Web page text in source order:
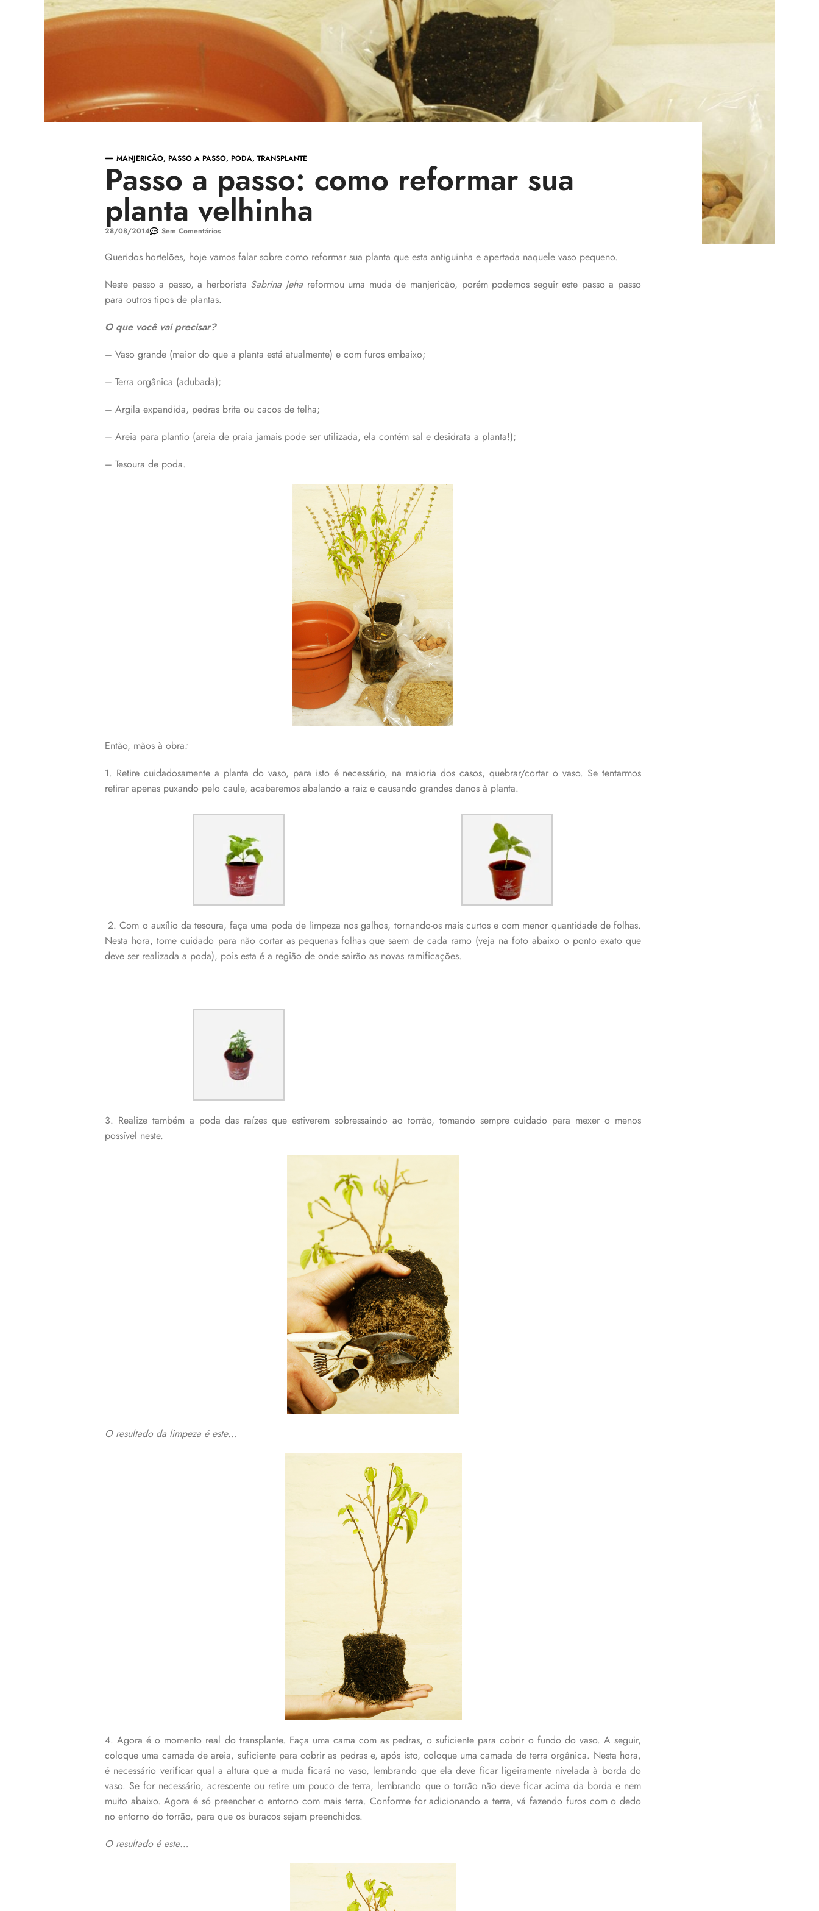
MANJERICÃO, PASSO A PASSO, PODA, TRANSPLANTE
Passo a passo: como reformar sua
planta velhinha
28/08/2014 Sem Comentários
Queridos hortelões, hoje vamos falar sobre como reformar sua planta que esta antiguinha e apertada naquele vaso pequeno.
Neste passo a passo, a herborista Sabrina Jeha reformou uma muda de manjericão, porém podemos seguir este passo a passo
para outros tipos de plantas.
O que você vai precisar?
– Vaso grande (maior do que a planta está atualmente) e com furos embaixo;
– Terra orgânica (adubada);
– Argila expandida, pedras brita ou cacos de telha;
– Areia para plantio (areia de praia jamais pode ser utilizada, ela contém sal e desidrata a planta!);
– Tesoura de poda.
Então, mãos à obra:
1. Retire cuidadosamente a planta do vaso, para isto é necessário, na maioria dos casos, quebrar/cortar o vaso. Se tentarmos
retirar apenas puxando pelo caule, acabaremos abalando a raiz e causando grandes danos à planta.
2. Com o auxílio da tesoura, faça uma poda de limpeza nos galhos, tornando-os mais curtos e com menor quantidade de folhas.
Nesta hora, tome cuidado para não cortar as pequenas folhas que saem de cada ramo (veja na foto abaixo o ponto exato que
deve ser realizada a poda), pois esta é a região de onde sairão as novas ramificações.
3. Realize também a poda das raízes que estiverem sobressaindo ao torrão, tomando sempre cuidado para mexer o menos
possível neste.
O resultado da limpeza é este…
4. Agora é o momento real do transplante. Faça uma cama com as pedras, o suficiente para cobrir o fundo do vaso. A seguir,
coloque uma camada de areia, suficiente para cobrir as pedras e, após isto, coloque uma camada de terra orgânica. Nesta hora,
é necessário verificar qual a altura que a muda ficará no vaso, lembrando que ela deve ficar ligeiramente nivelada à borda do
vaso. Se for necessário, acrescente ou retire um pouco de terra, lembrando que o torrão não deve ficar acima da borda e nem
muito abaixo. Agora é só preencher o entorno com mais terra. Conforme for adicionando a terra, vá fazendo furos com o dedo
no entorno do torrão, para que os buracos sejam preenchidos.
O resultado é este…